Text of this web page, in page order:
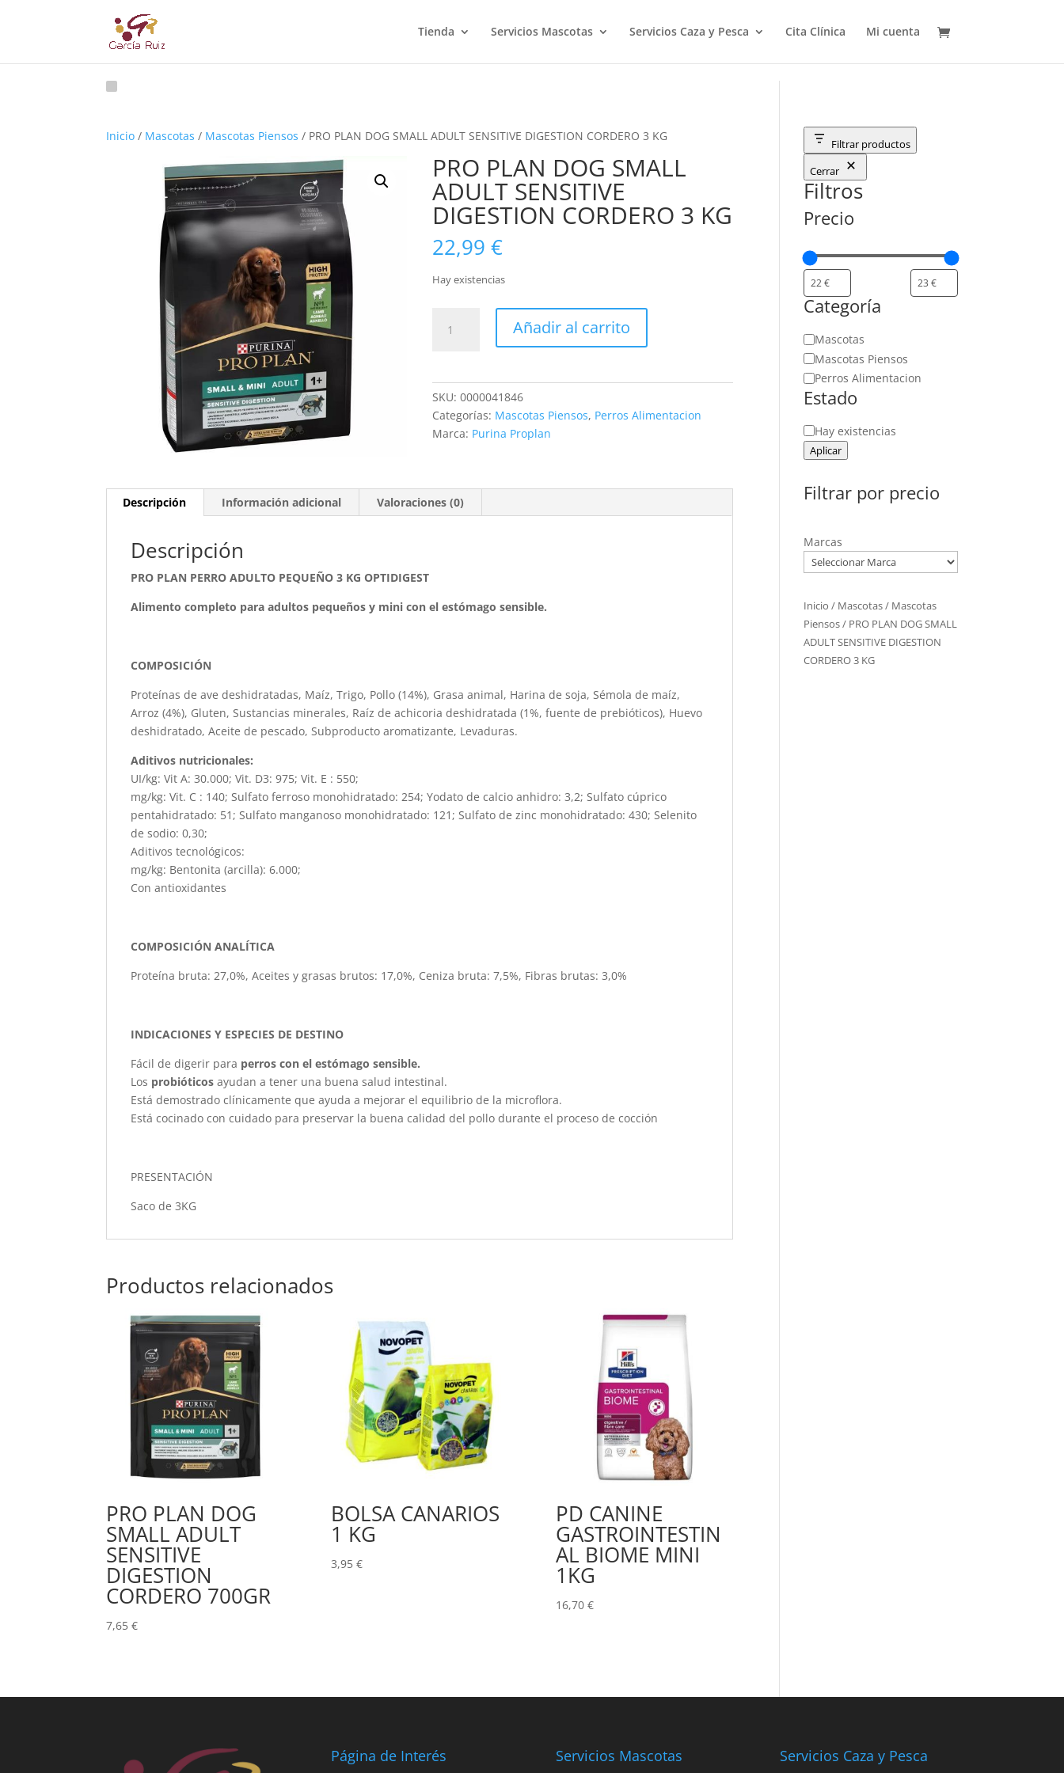
Tienda Servicios Mascotas Servicios Caza y Pesca Cita Clínica Mi cuenta
Inicio / Mascotas / Mascotas Piensos / PRO PLAN DOG SMALL ADULT SENSITIVE DIGESTION CORDERO 3 KG
PRO PLAN DOG SMALL
ADULT SENSITIVE
DIGESTION CORDERO 3 KG
22,99€
Hay existencias
PLAN
SENSITIVE
DIGESTION
cantidad
Añadir al carrito
SKU:0000041846
Categorías: Mascotas Piensos, Perros Alimentacion
Marca: Purina Proplan
Descripción Información adicional Valoraciones (0)
Descripción
PRO PLAN PERRO ADULTO PEQUEÑO 3 KG OPTIDIGEST
Alimento completo para adultos pequeños y mini con el estómago sensible.
COMPOSICIÓN
Proteínas de ave deshidratadas, Maíz, Trigo, Pollo (14%), Grasa animal, Harina de soja, Sémola de maíz,
Arroz (4%), Gluten, Sustancias minerales, Raíz de achicoria deshidratada (1%, fuente de prebióticos), Huevo
deshidratado, Aceite de pescado, Subproducto aromatizante, Levaduras.
Aditivos nutricionales:
UI/kg: Vit A: 30.000; Vit. D3: 975; Vit. E : 550;
mg/kg: Vit. C : 140; Sulfato ferroso monohidratado: 254; Yodato de calcio anhidro: 3,2; Sulfato cúprico
pentahidratado: 51; Sulfato manganoso monohidratado: 121; Sulfato de zinc monohidratado: 430; Selenito
de sodio: 0,30;
Aditivos tecnológicos:
mg/kg: Bentonita (arcilla): 6.000;
Con antioxidantes
COMPOSICIÓN ANALÍTICA
Proteína bruta: 27,0%, Aceites y grasas brutos: 17,0%, Ceniza bruta: 7,5%, Fibras brutas: 3,0%
INDICACIONES Y ESPECIES DE DESTINO
Fácil de digerir para perros con el estómago sensible.
Los probióticos ayudan a tener una buena salud intestinal.
Está demostrado clínicamente que ayuda a mejorar el equilibrio de la microflora.
Está cocinado con cuidado para preservar la buena calidad del pollo durante el proceso de cocción
PRESENTACIÓN
Saco de 3KG
Productos relacionados
PRO PLAN DOG
SMALL ADULT
SENSITIVE
DIGESTION
CORDERO 700GR
7,65€
BOLSA CANARIOS
1 KG
3,95 €
PD CANINE
GASTROINTESTIN
AL BIOME MINI
1KG
16,70 €
Filtrar productos
Cerrar
Filtros
Precio
Categoría
Categoría
Mascotas
Mascotas Piensos
Perros Alimentacion
Estado
Estado
Hay existencias
Aplicar
Filtrar por precio
Marcas
Inicio / Mascotas/ Mascotas
Piensos/ PRO PLAN DOG SMALL
ADULT SENSITIVE DIGESTION
CORDERO 3 KG
Página de Interés Servicios Mascotas Servicios Caza y Pesca